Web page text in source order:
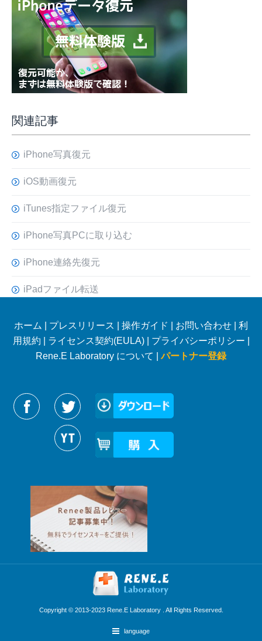
関連記事
iPhone写真復元
iOS動画復元
iTunes指定ファイル復元
iPhone写真PCに取り込む
iPhone連絡先復元
iPadファイル転送
ホーム プレスリリース 操作ガイド お問い合わせ
利
用規約
ライセンス契約(EULA)| プライバシーポリシー
Rene.E Laboratory について |パートナー登録
Reneelabをフォローする
Copyright © 2013-2023 Rene.E Laboratory . All Rights Reserved.
language